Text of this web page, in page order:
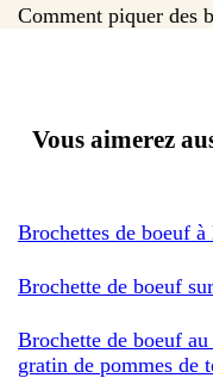
Comment piquer des
Vous aimerez
Brochettes de boeuf
Brochette de boeuf
Brochette de boeuf
gratin de pommes de